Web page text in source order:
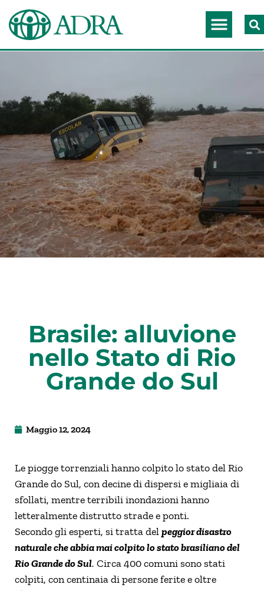
Brasile: alluvione
nello Stato di Rio
Grande do Sul
Maggio 12, 2024
Le piogge torrenziali hanno colpito lo stato del Rio
Grande do Sul, con decine di dispersi e migliaia di
sfollati, mentre terribili inondazioni hanno
letteralmente distrutto strade e ponti.
Secondo gli esperti, si tratta delpeggior disastro
naturale che abbia mai colpito lo stato brasiliano del
Rio Grande do Sul. Circa 400 comuni sono stati
colpiti, con centinaia di persone ferite e oltre